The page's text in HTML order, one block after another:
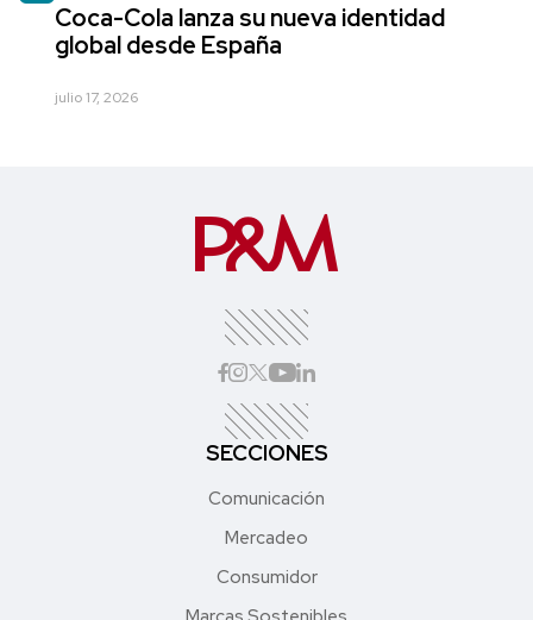
Coca-Cola lanza su nueva identidad
global desde España
julio 17, 2026
SECCIONES
Comunicación
Mercadeo
Consumidor